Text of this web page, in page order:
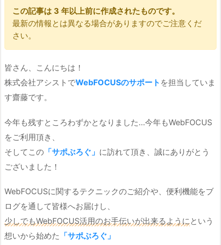
この記事は 3 年以上前に作成されたものです。
最新の情報とは異なる場合がありますのでご注意くだ
さい。
皆さん、こんにちは！
株式会社アシストでWebFOCUSのサポート を担当していま
す齋藤です。
今年も残すところわずかとなりました…今年もWebFOCUS
をご利用頂き、
そしてこの 「サポぶろぐ」 に訪れて頂き、誠にありがとう
ございました！
WebFOCUSに関するテクニックのご紹介や、便利機能をブ
ログを通して皆様へお届けし、
少しでもWebFOCUS活用のお手伝いが出来るようにという
想いから始めた 「サポぶろぐ」